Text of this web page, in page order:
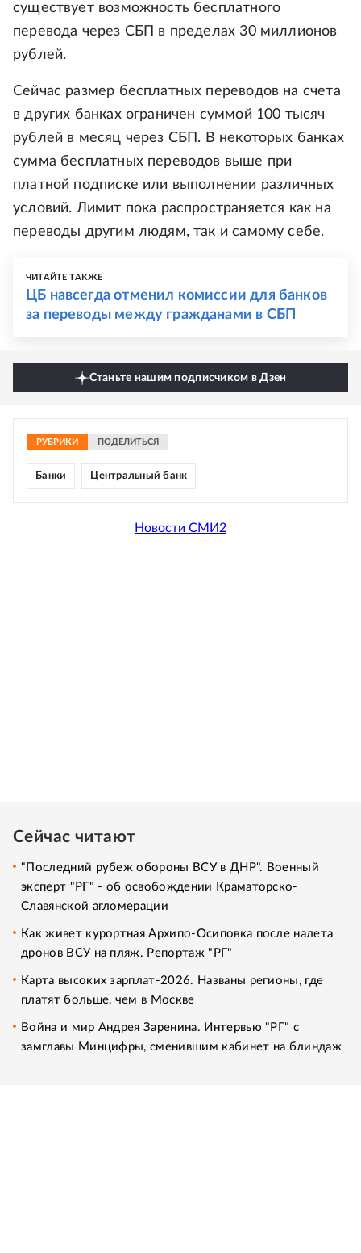
существует возможность бесплатного
перевода через СБП в пределах 30 миллионов
рублей.
Сейчас размер бесплатных переводов на счета
в других банках ограничен суммой 100 тысяч
рублей в месяц через СБП. В некоторых банках
сумма бесплатных переводов выше при
платной подписке или выполнении различных
условий. Лимит пока распространяется как на
переводы другим людям, так и самому себе.
ЧИТАЙТЕ ТАКЖЕ
ЦБ навсегда отменил комиссии для банков
за переводы между гражданами в СБП
Станьте нашим подписчиком в Дзен
РУБРИКИ ПОДЕЛИТЬСЯ
Банки Центральный банк
Новости СМИ2
Сейчас читают
"Последний рубеж обороны ВСУ в ДНР". Военный
эксперт "РГ" - об освобождении Краматорско-
Славянской агломерации
Как живет курортная Архипо-Осиповка после налета
дронов ВСУ на пляж. Репортаж "РГ"
Карта высоких зарплат-2026. Названы регионы, где
платят больше, чем в Москве
Война и мир Андрея Заренина. Интервью "РГ" с
замглавы Минцифры, сменившим кабинет на блиндаж